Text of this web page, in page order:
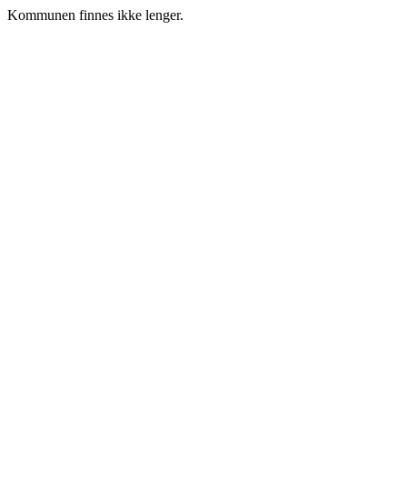
Kommunen finnes ikke lenger.